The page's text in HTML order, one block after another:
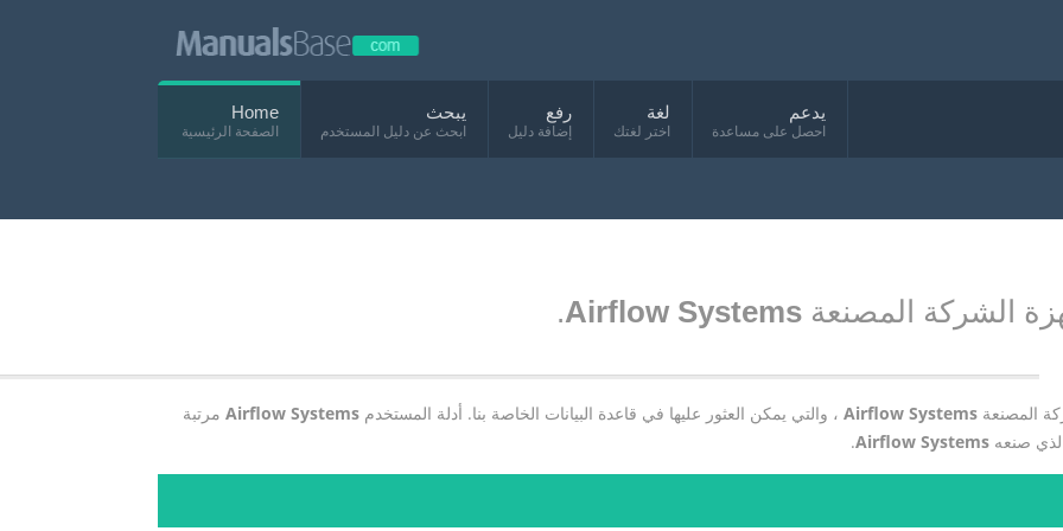
Home
الصفحة الرئيسية
يبحث
ابحث عن دليل المستخدم
رفع
إضافة دليل
لغة
اختر لغتك
يدعم
احصل على مساعدة
الشركة المصنعة Airflow Systems
.
المصنعة Airflow Systems ، والتي يمكن العثور عليها في قاعدة البيانات الخاصة بنا. أدلة المستخدم Airflow Systems مرتبة
صنعه Airflow Systems
.